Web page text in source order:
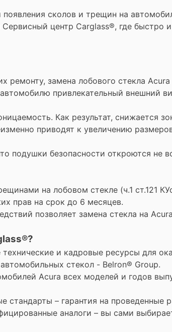
сколов и трещин на
центр Carglass®, где быстро
замена лобового стекла
привлекательный внешний
Как результат, снижается
приводят к увеличению
подушки безопасности откроются не
на лобовом стекле (ч.1 ст.121
прав на срок до 6 месяцев.
позволяет замена стекла на
и кадровые ресурсы для
стекол - Belron® Group.
Acura всех моделей и годов
– гарантия на проведенные
аналоги – вы сами